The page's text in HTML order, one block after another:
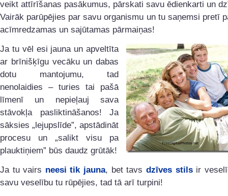
veikt attīrīšanas pasākumus, pārskati savu ēdienkarti un
Vairāk parūpējies par savu organismu un tu saņemsi pretī
acīmredzamas un sajūtamas pārmaiņas!
Ja tu vēl esi jauna un apveltīta
ar brīnišķīgu vecāku un dabas
dotu mantojumu, tad
nenolaidies – turies tai pašā
līmenī un nepieļauj sava
stāvokļa pasliktināšanos! Ja
sāksies „lejupslīde”, apstādināt
procesu un „salikt visu pa
plauktiņiem” būs daudz grūtāk!
Ja tu vairs neesi tik jauna, bet tavs dzīves stilsir
savu veselību tu rūpējies, tad tā arī turpini!